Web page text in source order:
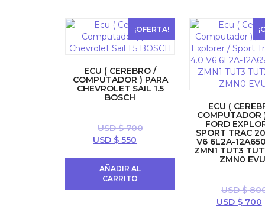
¡OFERTA!
ECU ( CEREBRO /
COMPUTADOR ) PARA
CHEVROLET SAIL 1.5
BOSCH
USD $700
El
original
era:
USD $ 550
es:
AÑADIR AL
CARRITO
ECU (
COMPUTADOR
FORD
SPORT TRAC
V6 6L2A-
ZMN1 TUT3
ZMN0
USD $
El
USD $700El